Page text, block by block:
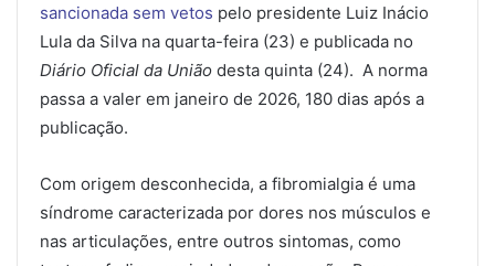
sancionada sem vetos pelo presidente Luiz Inácio
Lula da Silva na quarta-feira (23) e publicada no
Diário Oficial da União desta quinta (24). A norma
passa a valer em janeiro de 2026, 180 dias após a
publicação.
Com origem desconhecida, a fibromialgia é uma
síndrome caracterizada por dores nos músculos e
nas articulações, entre outros sintomas, como